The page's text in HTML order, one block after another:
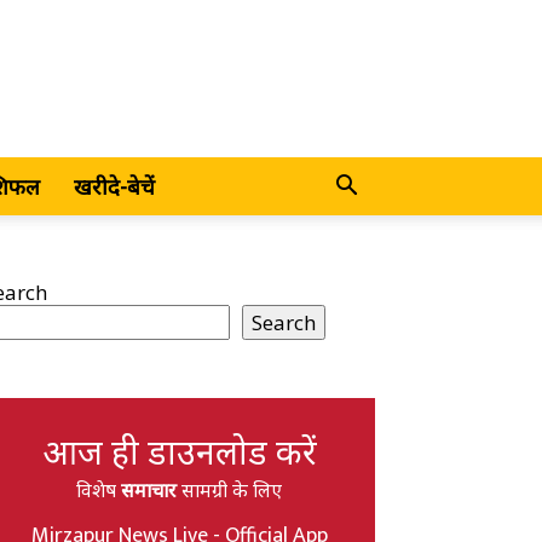
खरीदे-बेचें
Search
आज ही डाउनलोड करें
विशेषसमाचारसामग्री के लिए